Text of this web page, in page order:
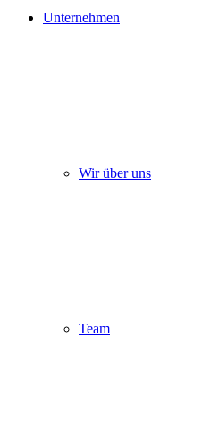
Unternehmen
Wir über uns
Team